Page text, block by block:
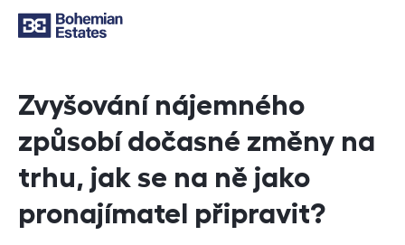
Zvyšování nájemného
způsobí dočasné změny na
trhu, jak se na ně jako
pronajímatel připravit?